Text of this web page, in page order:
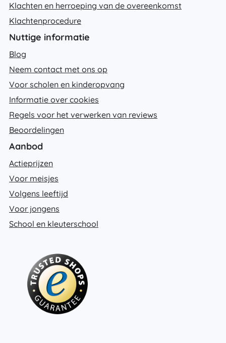
Klachten en herroeping van de overeenkomst
Klachtenprocedure
Nuttige informatie
Blog
Neem contact met ons op
Voor scholen en kinderopvang
Informatie over cookies
Regels voor het verwerken van reviews
Beoordelingen
Aanbod
Actieprijzen
Voor meisjes
Volgens leeftijd
Voor jongens
School en kleuterschool